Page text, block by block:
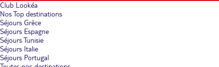
Club Lookéa
Nos Top destinations
Séjours Grèce
Séjours Espagne
Séjours Tunisie
Séjours Italie
Séjours Portugal